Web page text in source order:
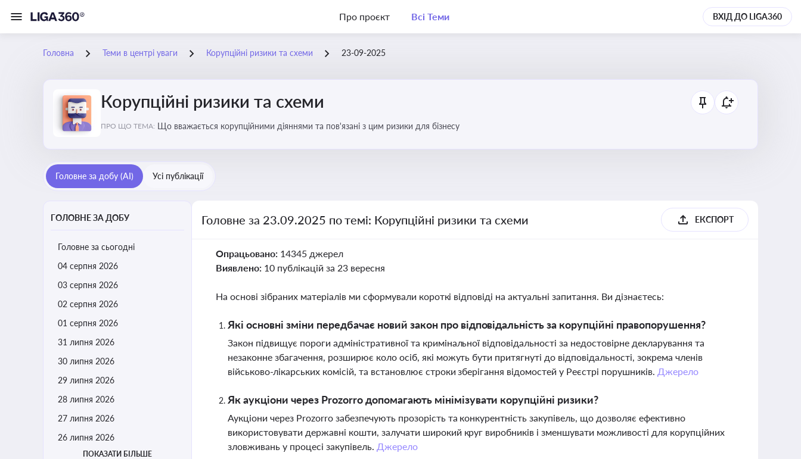
Про проєкт Всі Теми ВХІД ДО LIGA360
Головна Теми в центрі уваги Корупційні ризики та схеми 23-09-2025
Корупційні ризики та схеми
ПРО ЩО ТЕМА: Що вважається корупційними діяннями та пов'язані з цим ризики для бізнесу
Головне за добу (AI) Усі публікації
ГОЛОВНЕ ЗА ДОБУ
Головне за сьогодні
04 серпня 2026
03 серпня 2026
02 серпня 2026
01 серпня 2026
31 липня 2026
30 липня 2026
29 липня 2026
28 липня 2026
27 липня 2026
26 липня 2026
ПОКАЗАТИ БІЛЬШЕ
Головне за 23.09.2025 по темі: Корупційні ризики та схеми ЕКСПОРТ
Опрацьовано: 14345 джерел
Виявлено: 10 публікацій за 23 вересня
На основі зібраних матеріалів ми сформували короткі відповіді на актуальні запитання. Ви дізнаєтесь:
Які основні зміни передбачає новий закон про відповідальність за корупційні правопорушення?
Закон підвищує пороги адміністративної та кримінальної відповідальності за недостовірне декларування та
незаконне збагачення, розширює коло осіб, які можуть бути притягнуті до відповідальності, зокрема членів
військово-лікарських комісій, та встановлює строки зберігання відомостей у Реєстрі порушників. Джерело
Як аукціони через Prozorro допомагають мінімізувати корупційні ризики?
Аукціони через Prozorro забезпечують прозорість та конкурентність закупівель, що дозволяє ефективно
використовувати державні кошти, залучати широкий круг виробників і зменшувати можливості для корупційних
зловживань у процесі закупівель. Джерело